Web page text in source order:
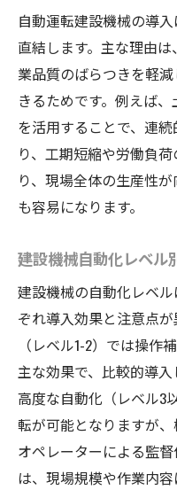
自動運転建設機械の導
直結します。主な理由
業品質のばらつきを軽
きるためです。例えば
を活用することで、連
り、工期短縮や労働負
り、現場全体の生産性
も容易になります。
建設機械自動化レベル
建設機械の自動化レベ
ぞれ導入効果と注意点
（レベル1-2）では操作
主な効果で、比較的導入
高度な自動化（レベル3
転が可能となりますが
オペレーターによる監
は、現場規模や作業内